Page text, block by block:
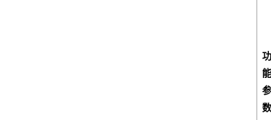
功
能
参
数